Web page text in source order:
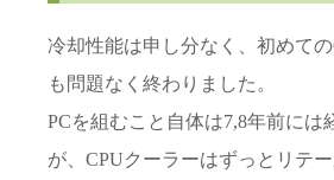
冷却性能は申し分なく、初めて
も問題なく終わりました。
PCを組むこと自体は7,8年前には
が、CPUクーラーはずっとリテ